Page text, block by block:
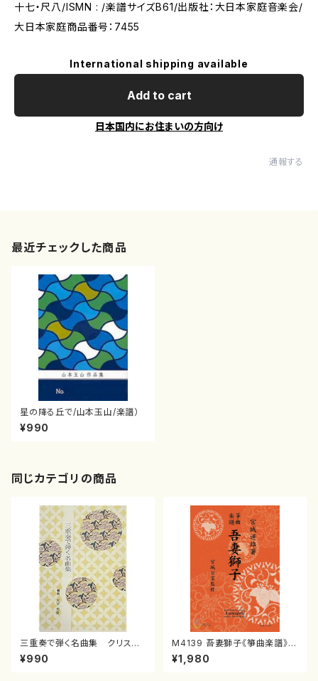
十七・尺八/ISMN : /楽譜サイズB61/出版社：大日本家庭音楽会/
大日本家庭商品番号：7455
International shipping available
Add to cart
日本国内にお住まいの方向け
通報する
最近チェックした商品
星の降る丘で/山本玉山/楽譜）
¥990
同じカテゴリの商品
三重奏で弾く名曲集 クリスマ
スメドレー( 箏2/大平光美 編
曲/楽譜）
¥990
M4139 吾妻獅子《箏曲楽譜》
（箏/宮城道雄著・宮城宗家監修/
箏曲古典楽譜）
¥1,980